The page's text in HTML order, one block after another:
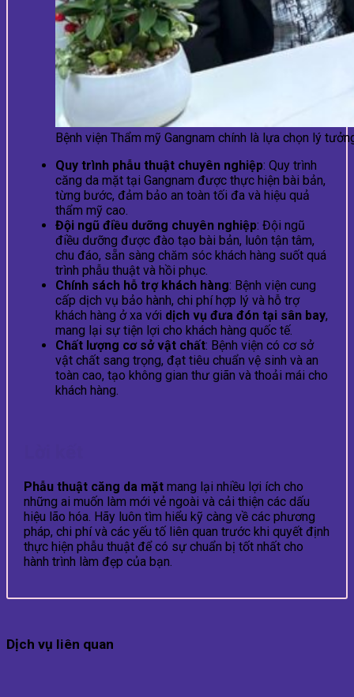
Bệnh viện Thẩm mỹ Gangnam chính là lựa chọn lý
Quy trình phẫu thuật chuyên nghiệp: Quy trình
căng da mặt tại Gangnam được thực hiện bài bản,
từng bước, đảm bảo an toàn tối đa và hiệu quả
thẩm mỹ cao.
Đội ngũ điều dưỡng chuyên nghiệp: Đội ngũ
điều dưỡng được đào tạo bài bản, luôn tận tâm,
chu đáo, sẵn sàng chăm sóc khách hàng suốt quá
trình phẫu thuật và hồi phục.
Chính sách hỗ trợ khách hàng: Bệnh viện cung
cấp dịch vụ bảo hành, chi phí hợp lý và hỗ trợ
khách hàng ở xa với dịch vụ đưa đón tại sân bay,
mang lại sự tiện lợi cho khách hàng quốc tế.
Chất lượng cơ sở vật chất: Bệnh viện có cơ sở
vật chất sang trọng, đạt tiêu chuẩn vệ sinh và an
toàn cao, tạo không gian thư giãn và thoải mái cho
khách hàng.
Phẫu thuật căng da mặt mang lại nhiều lợi ích cho
những ai muốn làm mới vẻ ngoài và cải thiện các dấu
hiệu lão hóa. Hãy luôn tìm hiểu kỹ càng về các phương
pháp, chi phí và các yếu tố liên quan trước khi quyết định
thực hiện phẫu thuật để có sự chuẩn bị tốt nhất cho
hành trình làm đẹp của bạn.
Dịch vụ liên quan